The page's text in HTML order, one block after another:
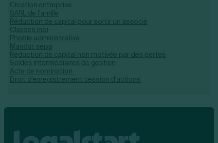
Creation entreprise
SARL de famille
Réduction de capital pour sortir un associé
Classes inpi
Phobie administrative
Mandat sepa
Réduction de capital non motivée par des pertes
Soldes intermédiaires de gestion
Acte de nomination
Droit d'enregistrement cession d'actions